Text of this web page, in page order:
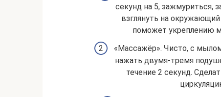
секунд на 5, зажмуриться,
взглянуть на
поможет укреплению
«Массажёр». Чисто, с
нажать двумя-тремя
течение 2 секунд.